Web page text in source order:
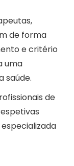
de forma
e critério
uma
saúde.
de